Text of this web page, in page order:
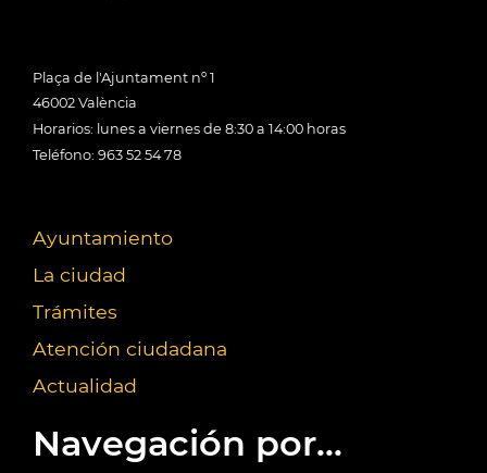
Plaça de l'Ajuntament nº 1
46002 València
Horarios: lunes a viernes de 8:30 a 14:00 horas
Teléfono: 963 52 54 78
Ayuntamiento
La ciudad
Trámites
Atención ciudadana
Actualidad
Navegación por...